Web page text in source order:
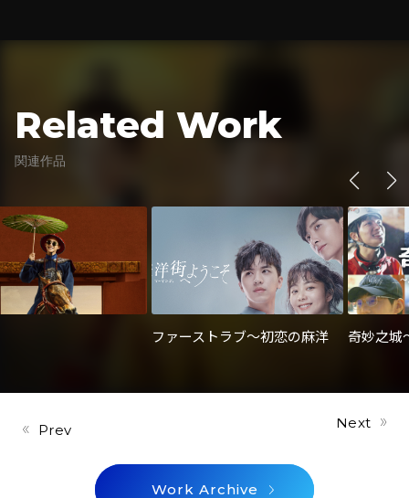
Related Work
関連作品
ファーストラブ～初恋の麻洋
奇妙之城
« Prev Next »
Work Archive